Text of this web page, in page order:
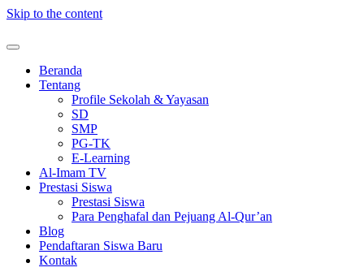
Skip to the content
Beranda
Tentang
Profile Sekolah & Yayasan
SD
SMP
PG-TK
E-Learning
Al-Imam TV
Prestasi Siswa
Prestasi Siswa
Para Penghafal dan Pejuang Al-Qur’an
Blog
Pendaftaran Siswa Baru
Kontak